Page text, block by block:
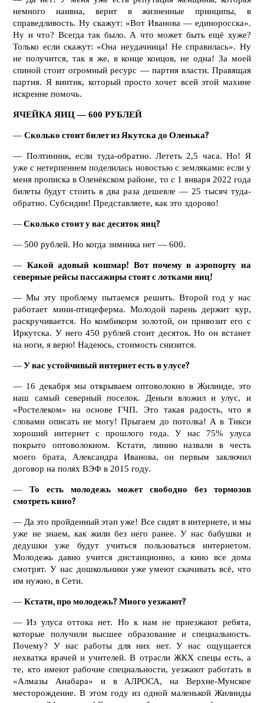
немного наивна, верит в жизненные принципы, в
справедливость. Ну скажут: «Вот Иванова — единоросска».
Ну и что? Всегда так было. А что может быть ещё хуже?
Только если скажут: «Она неудачница! Не справилась». Ну
не получится, так я же, в конце концов, не одна! За моей
спиной стоит огромный ресурс — партия власти. Правящая
партия. Я винтик, который просто хочет всей этой махине
искренне помочь.
ЯЧЕЙКА ЯИЦ — 600 РУБЛЕЙ
—Сколько стоит билет из Якутска до Оленька?
— Полтинник, если туда-обратно. Лететь 2,5 часа. Но! Я
уже с нетерпением поделилась новостью с земляками: если у
меня прописка в Оленёкском районе, то с 1 января 2022 года
билеты будут стоить в два раза дешевле — 25 тысяч туда-
обратно. Субсидии! Представляете, как это здорово!
—Сколько стоит у вас десяток яиц?
— 500 рублей. Но когда зимника нет — 600.
— Какой адовый кошмар! Вот почему в аэропорту на
северные рейсы пассажиры стоят с лотками яиц!
— Мы эту проблему пытаемся решить. Второй год у нас
работает мини-птицеферма. Молодой парень держит кур,
раскручивается. Но комбикорм золотой, он привозит его с
Иркутска. У него 450 рублей стоит десяток. Но он встанет
на ноги, я верю! Надеюсь, стоимость снизится.
—У вас устойчивый интернет есть в улусе?
— 16 декабря мы открываем оптоволокно в Жилинде, это
наш самый северный поселок. Деньги вложил и улус, и
«Ростелеком» на основе ГЧП. Это такая радость, что я
словами описать не могу! Прыгаем до потолка! А в Тикси
хороший интернет с прошлого года. У нас 75% улуса
покрыто оптоволокном. Кстати, линию назвали в честь
моего брата, Александра Иванова, он первым заключил
договор на полях ВЭФ в 2015 году.
—То есть молодежь может свободно без тормозов
смотреть кино?
— Да это пройденный этап уже! Все сидят в интернете, и мы
уже не знаем, как жили без него ранее. У нас бабушки и
дедушки уже будут учиться пользоваться интернетом.
Молодежь давно учится дистанционно, а кино все дома
смотрят. У нас дошкольники уже умеют скачивать всё, что
им нужно, в Сети.
—Кстати, про молодежь? Много уезжают?
— Из улуса оттока нет. Но к нам не приезжают ребята,
которые получили высшее образование и специальность.
Почему? У нас работы для них нет. У нас ощущается
нехватка врачей и учителей. В отрасли ЖКХ спецы есть, а
те, кто имеют рабочие специальности, уезжают работать в
«Алмазы Анабара» и в АЛРОСА, на Верхне-Мунское
месторождение. В этом году из одной маленькой Жилинды